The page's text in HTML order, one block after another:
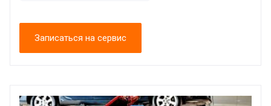
Записаться на сервис